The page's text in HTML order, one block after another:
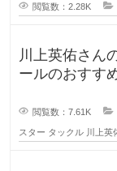
閲覧数：2.28K
川上英佑さん
ールのおすすめと購入
閲覧数：7.61K
スター タックル 川上英